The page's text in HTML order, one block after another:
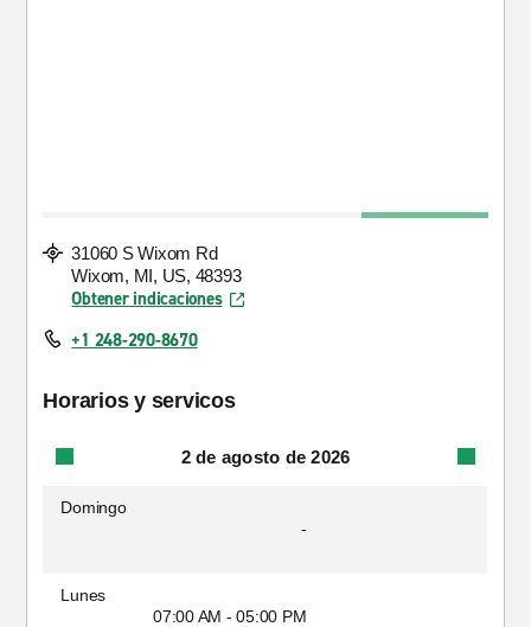
31060 S Wixom Rd
Wixom, MI, US, 48393
Obtener indicaciones
+1 248-290-8670
Horarios y servicos
2 de agosto de 2026
Domingo
-
Lunes
07:00 AM - 05:00 PM